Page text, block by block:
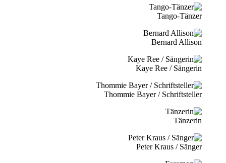
Tango-Tänzer
Bernard Allison
Kaye Ree / Sängerin
Thommie Bayer / Schriftsteller
Tänzerin
Peter Kraus / Sänger